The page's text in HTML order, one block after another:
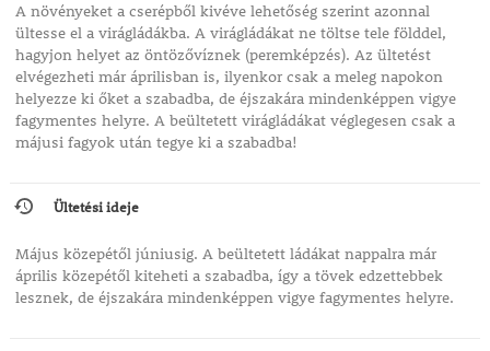
A növényeket a cserépből kivéve lehetőség szerint azonnal
ültesse el a virágládákba. A virágládákat ne töltse tele földdel,
hagyjon helyet az öntözővíznek (peremképzés). Az ültetést
elvégezheti már áprilisban is, ilyenkor csak a meleg napokon
helyezze ki őket a szabadba, de éjszakára mindenképpen vigye
fagymentes helyre. A beültetett virágládákat véglegesen csak a
májusi fagyok után tegye ki a szabadba!
Ültetési ideje
Május közepétől júniusig. A beültetett ládákat nappalra már
április közepétől kiteheti a szabadba, így a tövek edzettebbek
lesznek, de éjszakára mindenképpen vigye fagymentes helyre.